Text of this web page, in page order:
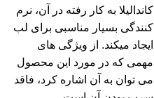
کاندالیلا به کار رفته در آن، نرم
کنندگی بسیار مناسبی برای لب
ایجاد میکند. از ویژگی های
مهمی که در مورد این محصول
می توان به آن اشاره کرد، فاقد